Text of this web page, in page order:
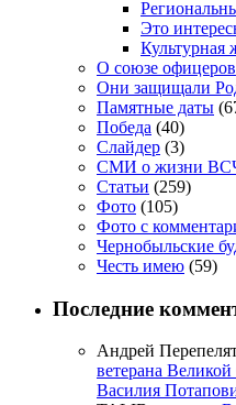
Это
Культурная
О союзе офицеров
Они защищали
Памятные даты
Победа (40)
Слайдер (3)
СМИ о жизни ВСЧ
Статьи (259)
Фото (105)
Фото с
Чернобыльские
Честь имею (59)
Последние
Андрей
ветерана
Василия